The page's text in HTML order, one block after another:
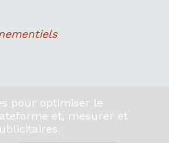
pour optimiser le
et, mesurer et